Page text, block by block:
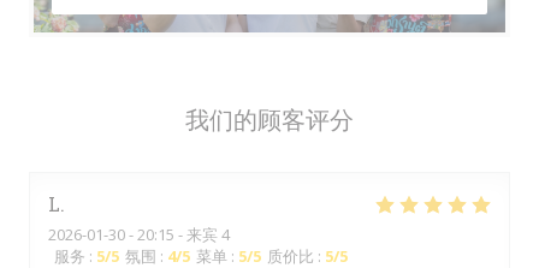
我们的顾客评分
L
2026-01-30- 20:15 - 来宾 4
服务 : 5/5 氛围 : 4/5 菜单 : 5/5 质价比 : 5/5